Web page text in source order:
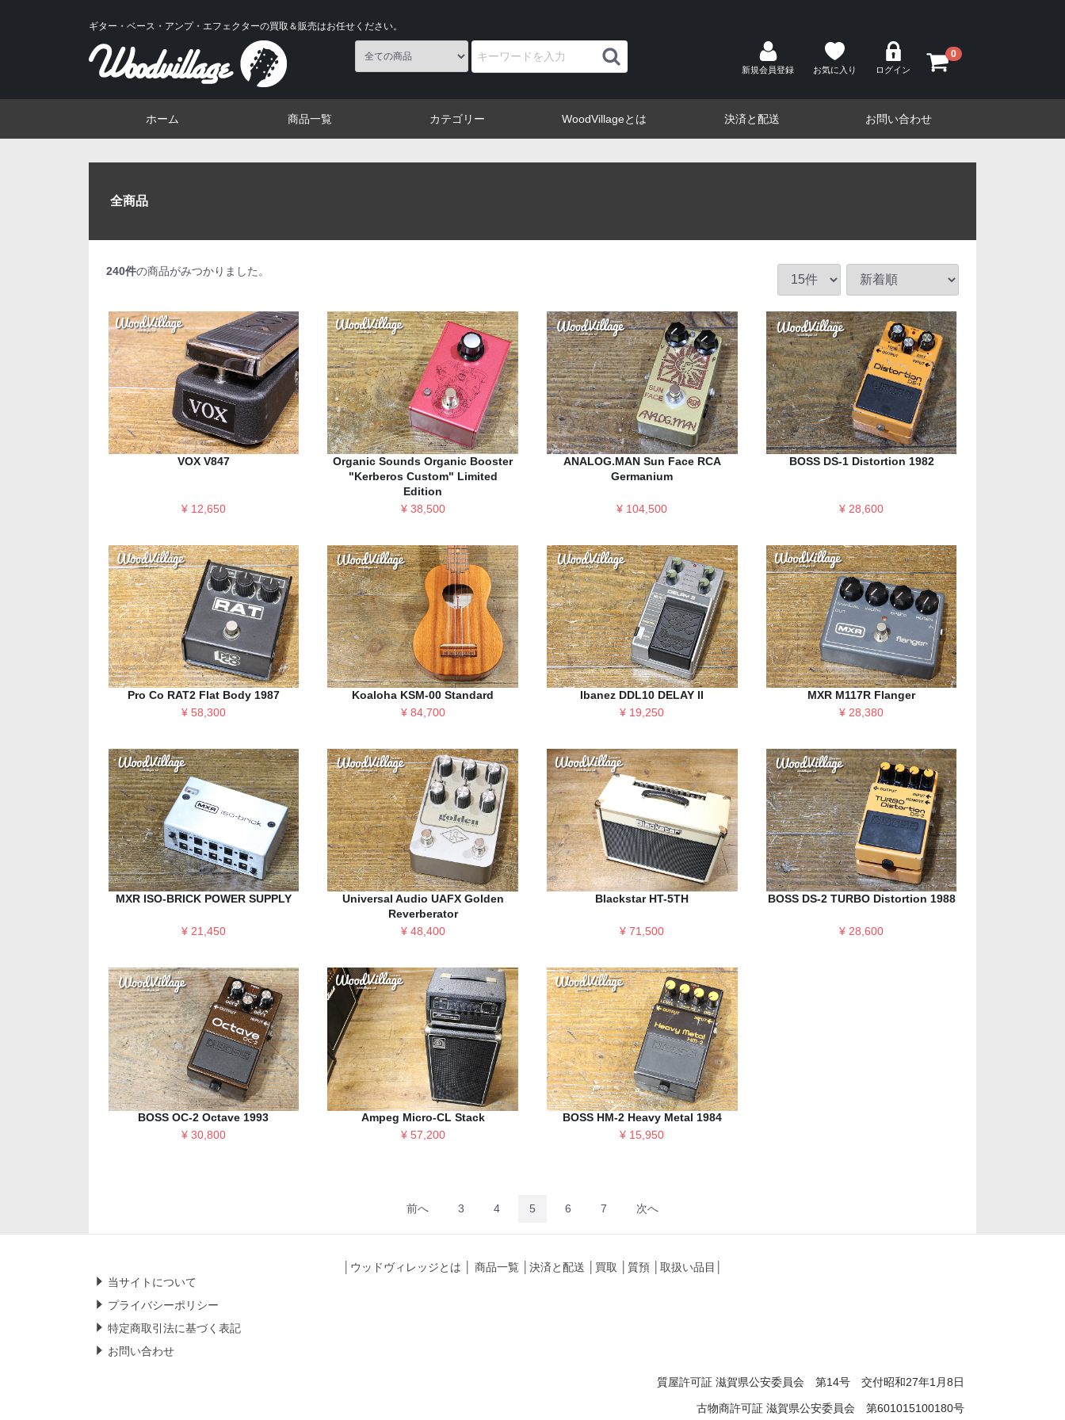
ギター・ベース・アンプ・エフェクターの買取＆販売はお任せください。
新規会員登録 お気に入り ログイン
0
ホーム 商品一覧 カテゴリー WoodVillageとは 決済と配送 お問い合わせ
全商品
240件の商品がみつかりました。
VOX V847
¥ 12,650
Organic Sounds Organic Booster
"Kerberos Custom" Limited
Edition
¥ 38,500
ANALOG.MAN Sun Face RCA
Germanium
¥ 104,500
BOSS DS-1 Distortion 1982
¥ 28,600
Pro Co RAT2 Flat Body 1987
¥ 58,300
Koaloha KSM-00 Standard
¥ 84,700
Ibanez DDL10 DELAY II
¥ 19,250
MXR M117R Flanger
¥ 28,380
MXR ISO-BRICK POWER SUPPLY
¥ 21,450
Universal Audio UAFX Golden
Reverberator
¥ 48,400
Blackstar HT-5TH
¥ 71,500
BOSS DS-2 TURBO Distortion 1988
¥ 28,600
BOSS OC-2 Octave 1993
¥ 30,800
Ampeg Micro-CL Stack
¥ 57,200
BOSS HM-2 Heavy Metal 1984
¥ 15,950
前へ 3 4 5 6 7 次へ
ウッドヴィレッジとは 商品一覧│ 決済と配送 買取 質預│ 取扱い品目
当サイトについて
プライバシーポリシー
特定商取引法に基づく表記
お問い合わせ
質屋許可証 滋賀県公安委員会 第14号 交付昭和27年1月8日
古物商許可証 滋賀県公安委員会 第601015100180号